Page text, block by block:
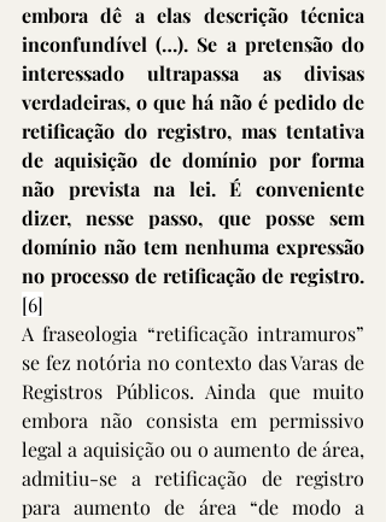
embora dê a elas descrição técnica
inconfundível (…). Se a pretensão do
interessado ultrapassa as divisas
verdadeiras, o que há não é pedido de
retificação do registro, mas tentativa
de aquisição de domínio por forma
não prevista na lei. É conveniente
dizer, nesse passo, que posse sem
domínio não tem nenhuma expressão
no processo de retificação de registro.
[6]
A fraseologia “retificação intramuros”
se fez notória no contexto das Varas de
Registros Públicos. Ainda que muito
embora não consista em permissivo
legal a aquisição ou o aumento de área,
admitiu-se a retificação de registro
para aumento de área “de modo a